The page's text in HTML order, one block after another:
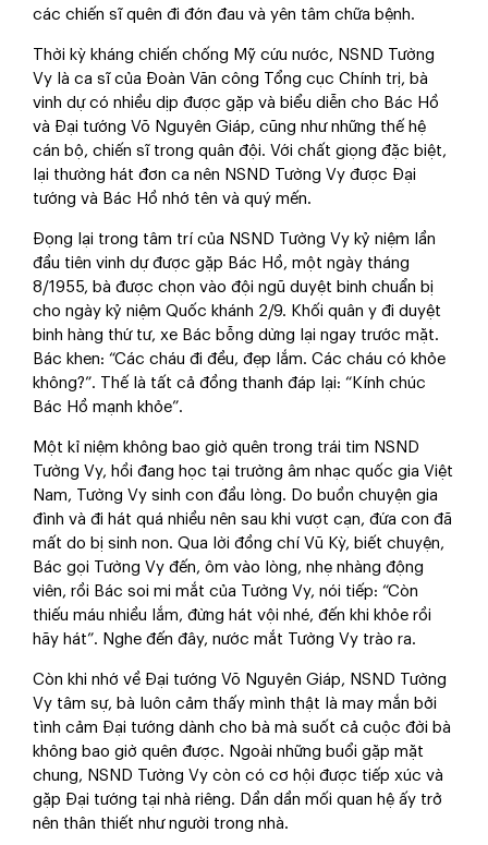
các chiến sĩ quên đi đớn đau và yên tâm chữa bệnh.
Thời kỳ kháng chiến chống Mỹ cứu nước, NSND Tường
Vy là ca sĩ của Đoàn Văn công Tổng cục Chính trị, bà
vinh dự có nhiều dịp được gặp và biểu diễn cho Bác Hồ
và Đại tướng Võ Nguyên Giáp, cũng như những thế hệ
cán bộ, chiến sĩ trong quân đội. Với chất giọng đặc biệt,
lại thường hát đơn ca nên NSND Tường Vy được Đại
tướng và Bác Hồ nhớ tên và quý mến.
Đọng lại trong tâm trí của NSND Tường Vy kỷ niệm lần
đầu tiên vinh dự được gặp Bác Hồ, một ngày tháng
8/1955, bà được chọn vào đội ngũ duyệt binh chuẩn bị
cho ngày kỷ niệm Quốc khánh 2/9. Khối quân y đi duyệt
binh hàng thứ tư, xe Bác bỗng dừng lại ngay trước mặt.
Bác khen: “Các cháu đi đều, đẹp lắm. Các cháu có khỏe
không?”. Thế là tất cả đồng thanh đáp lại: “Kính chúc
Bác Hồ mạnh khỏe”.
Một kỉ niệm không bao giờ quên trong trái tim NSND
Tường Vy, hồi đang học tại trường âm nhạc quốc gia Việt
Nam, Tường Vy sinh con đầu lòng. Do buồn chuyện gia
đình và đi hát quá nhiều nên sau khi vượt cạn, đứa con đã
mất do bị sinh non. Qua lời đồng chí Vũ Kỳ, biết chuyện,
Bác gọi Tường Vy đến, ôm vào lòng, nhẹ nhàng động
viên, rồi Bác soi mi mắt của Tường Vy, nói tiếp: “Còn
thiếu máu nhiều lắm, đừng hát vội nhé, đến khi khỏe rồi
hãy hát”. Nghe đến đây, nước mắt Tường Vy trào ra.
Còn khi nhớ về Đại tướng Võ Nguyên Giáp, NSND Tường
Vy tâm sự, bà luôn cảm thấy mình thật là may mắn bởi
tình cảm Đại tướng dành cho bà mà suốt cả cuộc đời bà
không bao giờ quên được. Ngoài những buổi gặp mặt
chung, NSND Tường Vy còn có cơ hội được tiếp xúc và
gặp Đại tướng tại nhà riêng. Dần dần mối quan hệ ấy trở
nên thân thiết như người trong nhà.